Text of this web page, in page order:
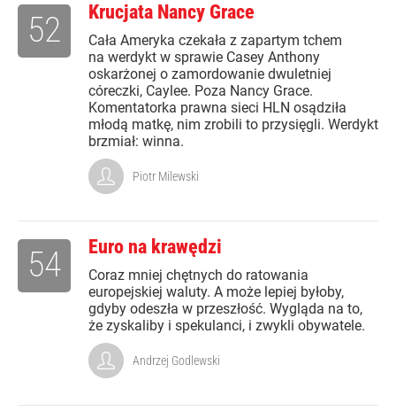
Krucjata Nancy Grace
Cała Ameryka czekała z zapartym tchem
na werdykt w sprawie Casey Anthony
oskarżonej o zamordowanie dwuletniej
córeczki, Caylee. Poza Nancy Grace.
Komentatorka prawna sieci HLN osądziła
młodą matkę, nim zrobili to przysięgli. Werdykt
brzmiał: winna.
52
Piotr Milewski
Euro na krawędzi
Coraz mniej chętnych do ratowania
europejskiej waluty. A może lepiej byłoby,
gdyby odeszła w przeszłość. Wygląda na to,
że zyskaliby i spekulanci, i zwykli obywatele.
54
Andrzej Godlewski